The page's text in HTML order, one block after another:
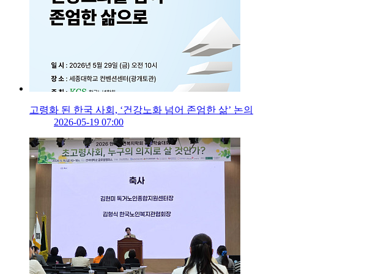
고령화 된 한국 사회, ‘건강노화 넘어 존엄한 삶’ 논의
2026-05-19 07:00